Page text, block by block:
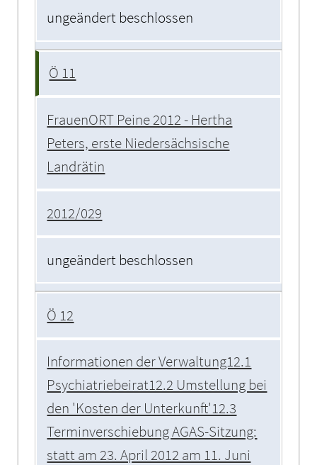
ungeändert beschlossen
Ö 11
FrauenORT Peine 2012 - Hertha
Peters, erste Niedersächsische
Landrätin
2012/029
ungeändert beschlossen
Ö 12
Informationen der Verwaltung12.1
Psychiatriebeirat12.2 Umstellung bei
den 'Kosten der Unterkunft'12.3
Terminverschiebung AGAS-Sitzung:
statt am 23. April 2012 am 11. Juni